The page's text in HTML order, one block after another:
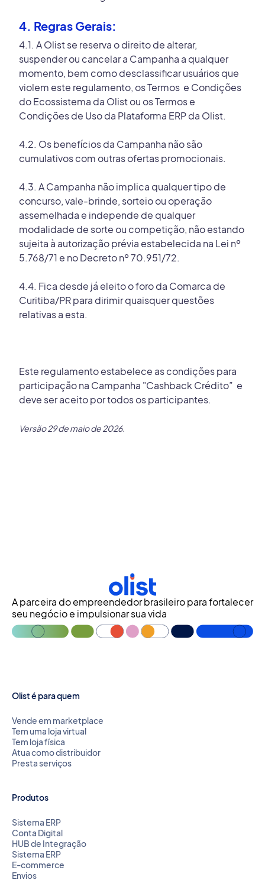
4. Regras Gerais:
4.1. A Olist se reserva o direito de alterar,
suspender ou cancelar a Campanha a qualquer
momento, bem como desclassificar usuários que
violem este regulamento, os Termos e Condições
do Ecossistema da Olist ou os Termos e
Condições de Uso da Plataforma ERP da Olist.
4.2. Os benefícios da Campanha não são
cumulativos com outras ofertas promocionais.
4.3. A Campanha não implica qualquer tipo de
concurso, vale-brinde, sorteio ou operação
assemelhada e independe de qualquer
modalidade de sorte ou competição, não estando
sujeita à autorização prévia estabelecida na Lei nº
5.768/71 e no Decreto nº 70.951/72.
4.4. Fica desde já eleito o foro da Comarca de
Curitiba/PR para dirimir quaisquer questões
relativas a esta.
Este regulamento estabelece as condições para
participação na Campanha "Cashback Crédito” e
deve ser aceito por todos os participantes.
Versão 29 de maio de 2026.
A parceira do empreendedor brasileiro para fortalecer
seu negócio e impulsionar sua vida
Olist é para quem
Vende em marketplace
Tem uma loja virtual
Tem loja física
Atua como distribuidor
Presta serviços
Produtos
Sistema ERP
Conta Digital
HUB de Integração
Sistema ERP
E-commerce
Envios